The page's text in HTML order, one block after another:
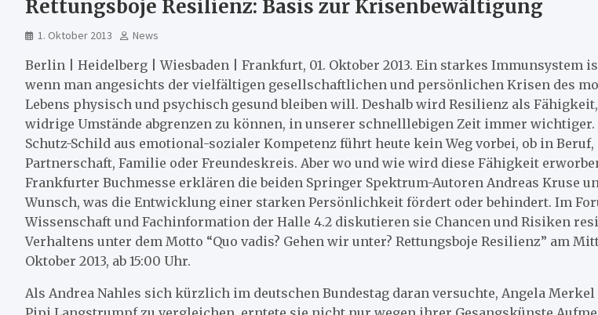
Rettungsboje Resilienz: Basis zur Krisenbewältigung
1. Oktober 2013 News
Berlin | Heidelberg | Wiesbaden | Frankfurt, 01. Oktober 2013. Ein starkes Immunsystem
wenn man angesichts der vielfältigen gesellschaftlichen und persönlichen Krisen des
Lebens physisch und psychisch gesund bleiben will. Deshalb wird Resilienz als
widrige Umstände abgrenzen zu können, in unserer schnelllebigen Zeit immer wichtiger.
Schutz-Schild aus emotional-sozialer Kompetenz führt heute kein Weg vorbei, ob in Beruf,
Partnerschaft, Familie oder Freundeskreis. Aber wo und wie wird diese Fähigkeit
Frankfurter Buchmesse erklären die beiden Springer Spektrum-Autoren Andreas Kruse
Wunsch, was die Entwicklung einer starken Persönlichkeit fördert oder behindert. Im
Wissenschaft und Fachinformation der Halle 4.2 diskutieren sie Chancen und Risiken
Verhaltens unter dem Motto “Quo vadis? Gehen wir unter? Rettungsboje Resilienz” am
Oktober 2013, ab 15:00 Uhr.
Als Andrea Nahles sich kürzlich im deutschen Bundestag daran versuchte, Angela